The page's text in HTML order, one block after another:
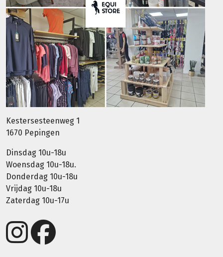
Kestersesteenweg 1
1670 Pepingen
Dinsdag 10u-18u
Woensdag 10u-18u.
Donderdag 10u-18u
Vrijdag 10u-18u
Zaterdag 10u-17u